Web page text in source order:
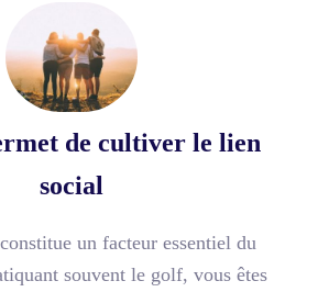
de cultiver le lien
social
un facteur essentiel du
souvent le golf, vous êtes